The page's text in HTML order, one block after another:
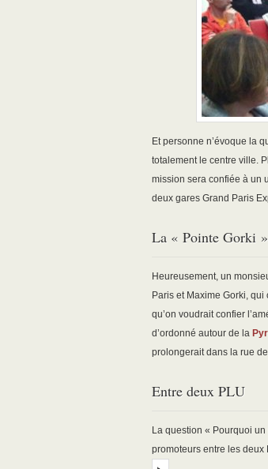
Et personne n’évoque la
totalement le centre ville.
mission sera confiée à un
deux gares Grand Paris
La « Pointe Gorki
Heureusement, un
Paris et Maxime Gorki,
qu’on voudrait confier
d’ordonné autour de la
prolongerait dans la rue
Entre deux PLU
La question « Pourquoi
promoteurs entre les